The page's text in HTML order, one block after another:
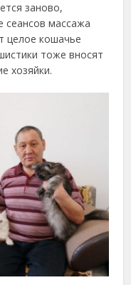
заново,
сеансов массажа
целое кошачье
тоже вносят
хозяйки.